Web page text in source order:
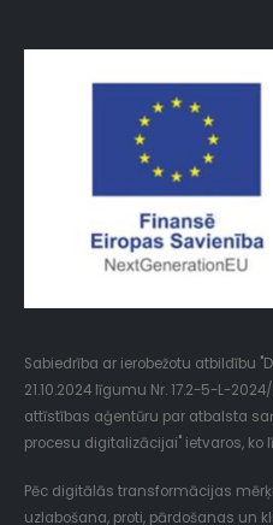
Sabiedrība ar ierobežotu atbildību
21.10.2024 līgumu Nr. 17.2-5-L-
attīstības aģentūru par atbalsta
procesu digitalizācijai" ietvaros,
Pēc digitālās transformācijas
uzlabošana, proti, pārdošanas un